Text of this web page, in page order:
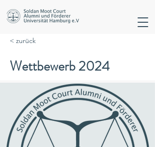
< zurück
Wettbewerb 2024